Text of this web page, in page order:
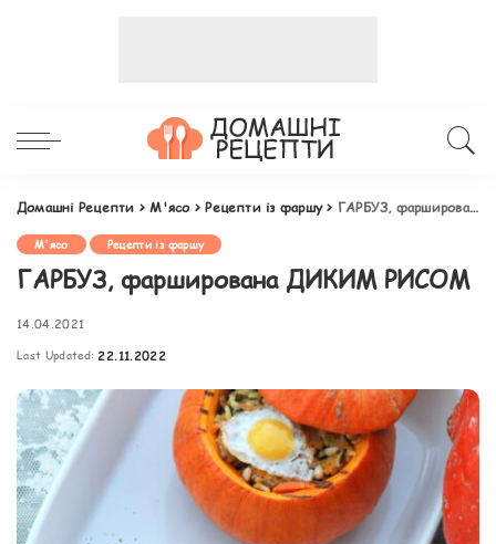
Домашні Рецепти >М'ясо>Рецепти із фаршу> ГАРБУЗ, фарширована ДИКИМ РИСОМ
М'ясо Рецепти із фаршу
ГАРБУЗ, фарширована ДИКИМ РИСОМ
14.04.2021
Last Updated: 22.11.2022